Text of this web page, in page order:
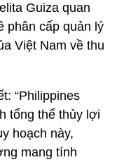
Guiza quan
phân cấp quản lý
Việt Nam về thu
“Philippines
tổng thể thủy lợi
hoạch này,
mang tính